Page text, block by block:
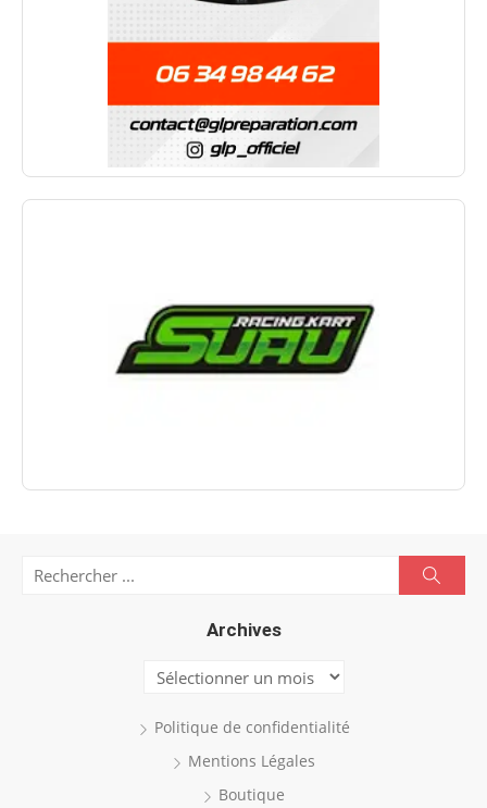
Archives
Archives
Politique de confidentialité
Mentions Légales
Boutique